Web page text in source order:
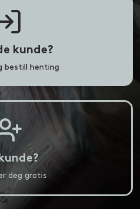
kunde?
bestill henting
deg gratis